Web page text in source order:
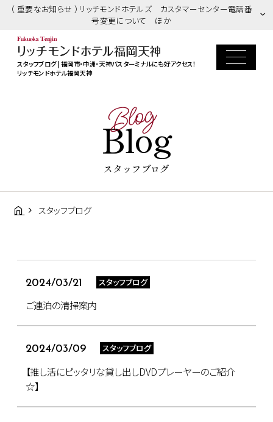
（ 重要なお知らせ ）リッチモンドホテルズ カスタマーセンター電話番
号変更について ほか
スタッフブログ | 福岡市・中洲・天神バスターミナルにも好アクセス！
リッチモンドホテル福岡天神
Blog
Blog
スタッフブログ
スタッフブログ
2024/03/21 スタッフブログ
ご連泊の清掃案内
2024/03/09 スタッフブログ
【推し活にピッタリな貸し出しDVDプレーヤーのご紹介
☆】